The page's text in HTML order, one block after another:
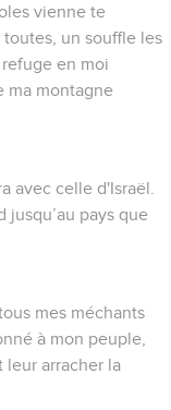
vienne te
un souffle les
en moi
ma montagne
avec celle d'Israël.
jusqu’au pays que
mes méchants
à mon peuple,
leur arracher la